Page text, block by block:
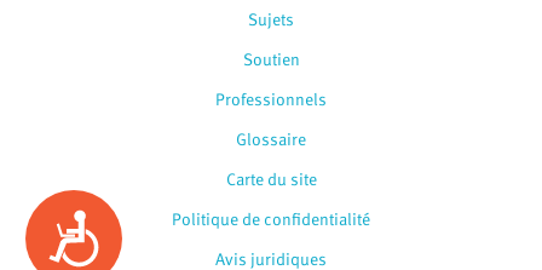
Accessibility
Sujets
Soutien
Professionnels
Glossaire
Carte du site
Politique de confidentialité
Avis juridiques